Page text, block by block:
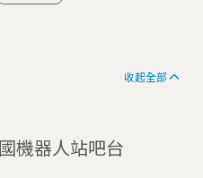
收起全部
機器人站吧台